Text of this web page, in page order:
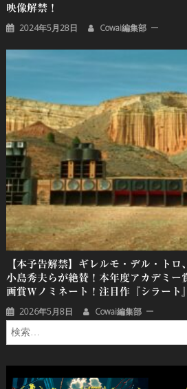
映像解禁！
2024年5月28日 Cowai編集部
【本予告解禁】ギレルモ・デル・トロ
⼩島秀夫らが絶賛！本年度アカデミー
画賞Wノミネート！注目作『シラート
2026年5月8日 Cowai編集部